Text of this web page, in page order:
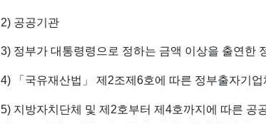
2) 공공기관
3) 정부가 대통령령으로 정하는 금액 이상을 출연한
4) 「국유재산법」 제2조제6호에 따른 정부출자기업
5) 지방자치단체 및 제2호부터 제4호까지에 따른 공